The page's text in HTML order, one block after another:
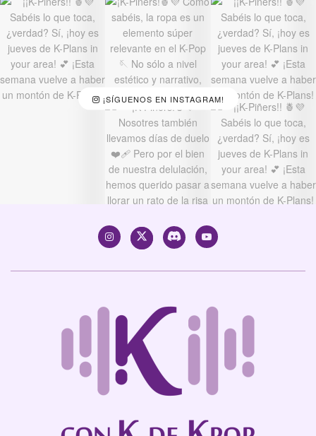
¡SÍGUENOS EN INSTAGRAM!